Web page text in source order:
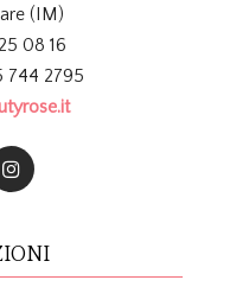
(IM)
08 16
744 2795